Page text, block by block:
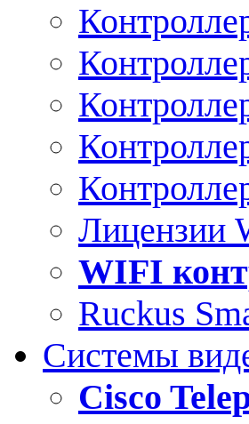
Лицензии
WIFI
Ruckus
Системы
Cisco